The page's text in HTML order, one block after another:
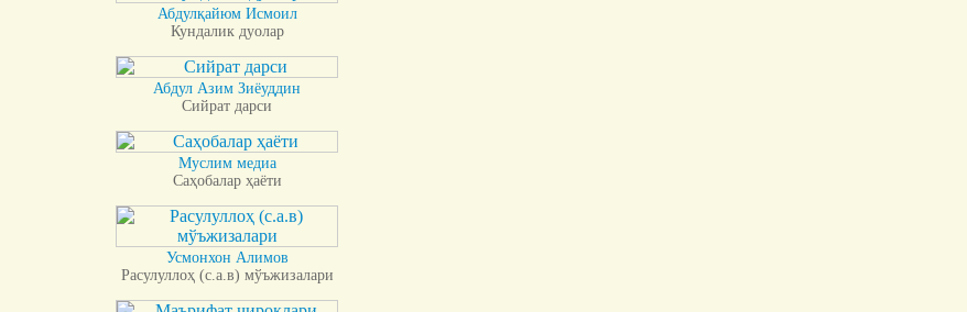
Абдулқайюм Исмоил
Кундалик дуолар
Абдул Азим Зиёуддин
Сийрат дарси
Муслим медиа
Саҳобалар ҳаёти
Усмонхон Алимов
Расулуллоҳ (с.а.в) мўъжизалари